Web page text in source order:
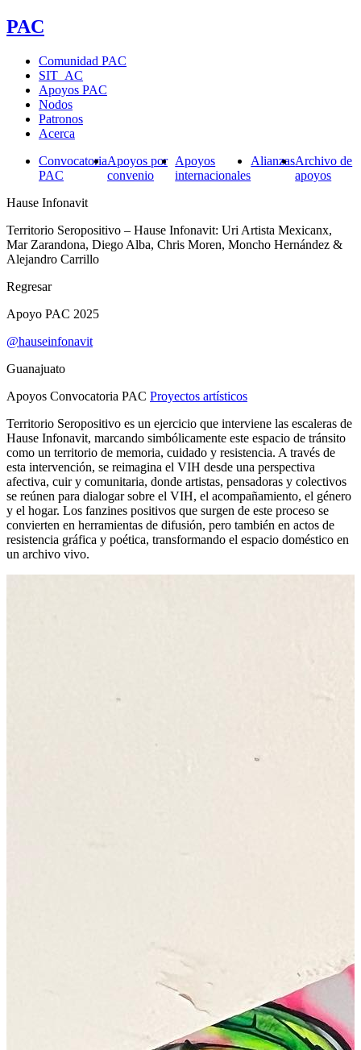
PAC
Comunidad PAC
SIT_AC
Apoyos PAC
Nodos
Patronos
Acerca
Convocatoria
PAC
Apoyos por
convenio
Apoyos
internacionales
AlianzasArchivo de
apoyos
Hause Infonavit
Territorio Seropositivo – Hause Infonavit: Uri Artista Mexicanx,
Mar Zarandona, Diego Alba, Chris Moren, Moncho Hernández &
Alejandro Carrillo
Regresar
Apoyo PAC 2025
@hauseinfonavit
Guanajuato
Apoyos Convocatoria PAC Proyectos artísticos
Territorio Seropositivo es un ejercicio que interviene las escaleras de
Hause Infonavit, marcando simbólicamente este espacio de tránsito
como un territorio de memoria, cuidado y resistencia. A través de
esta intervención, se reimagina el VIH desde una perspectiva
afectiva, cuir y comunitaria, donde artistas, pensadoras y colectivos
se reúnen para dialogar sobre el VIH, el acompañamiento, el género
y el hogar. Los fanzines positivos que surgen de este proceso se
convierten en herramientas de difusión, pero también en actos de
resistencia gráfica y poética, transformando el espacio doméstico en
un archivo vivo.